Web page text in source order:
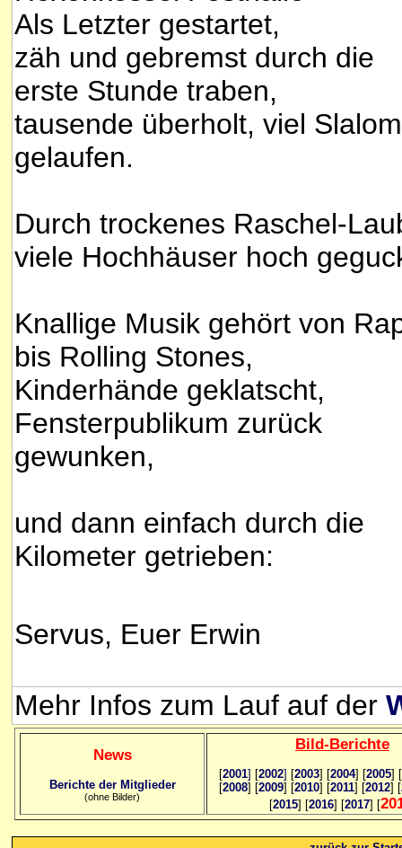
Als Letzter gestartet,
zäh und gebremst durch die
erste Stunde traben,
tausende überholt, viel Slalom
gelaufen.
Durch trockenes Raschel-
viele Hochhäuser hoch
Knallige Musik gehört von
bis Rolling Stones,
Kinderhände geklatscht,
Fensterpublikum zurück
gewunken,
und dann einfach durch die
Kilometer getrieben:
Servus, Euer Erwin
Mehr Infos zum Lauf auf der
News
Berichte der Mitglieder
(ohne Bilder)
Bild-Berichte
[2001] [2002] [2003] [2004] [2005] [
[2008] [2009] [2010] [2011] [2012] [
[2015] [2016] [2017] [